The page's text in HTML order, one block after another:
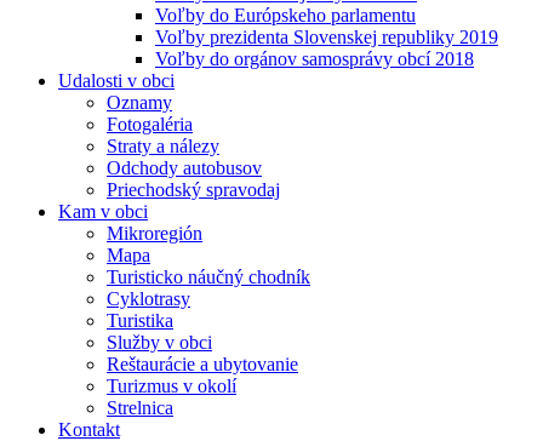
Voľby do Európskeho parlamentu
Voľby prezidenta Slovenskej republiky 2019
Voľby do orgánov samosprávy obcí 2018
Udalosti v obci
Oznamy
Fotogaléria
Straty a nálezy
Odchody autobusov
Priechodský spravodaj
Kam v obci
Mikroregión
Mapa
Turisticko náučný chodník
Cyklotrasy
Turistika
Služby v obci
Reštaurácie a ubytovanie
Turizmus v okolí
Strelnica
Kontakt